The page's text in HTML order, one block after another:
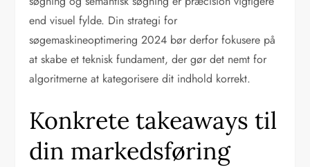
end visuel fylde. Din strategi for
søgemaskineoptimering 2024 bør derfor fokusere på
at skabe et teknisk fundament, der gør det nemt for
algoritmerne at kategorisere dit indhold korrekt.
Konkrete takeaways til
din markedsføring